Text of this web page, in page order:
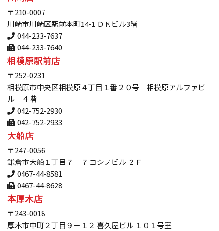
〒210-0007
川崎市川崎区駅前本町14-1 ＤＫビル3階
044-233-7637
044-233-7640
相模原駅前店
〒252-0231
相模原市中央区相模原４丁目１番２０号 相模原アルファビ
ル ４階
042-752-2930
042-752-2933
大船店
〒247-0056
鎌倉市大船１丁目７－７ ヨシノビル ２Ｆ
0467-44-8581
0467-44-8628
本厚木店
〒243-0018
厚木市中町２丁目９－１２ 喜久屋ビル １０１号室